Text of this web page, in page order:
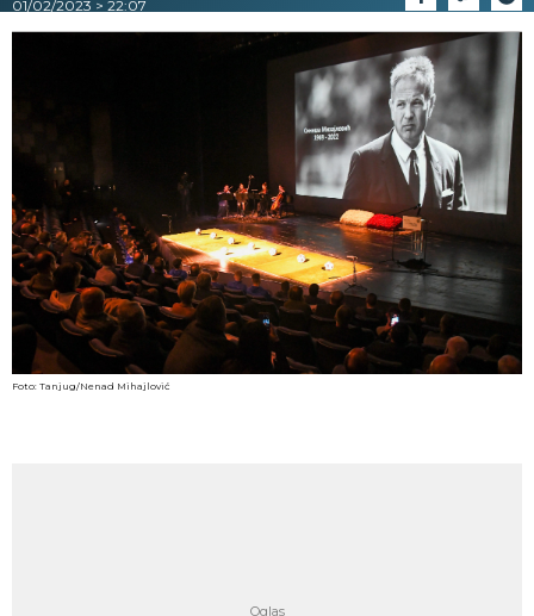
01/02/2023 > 22:07
Foto: Tanjug/Nenad Mihajlović